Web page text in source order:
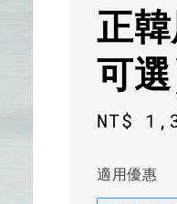
正
可
Sale
NT$
適用優惠